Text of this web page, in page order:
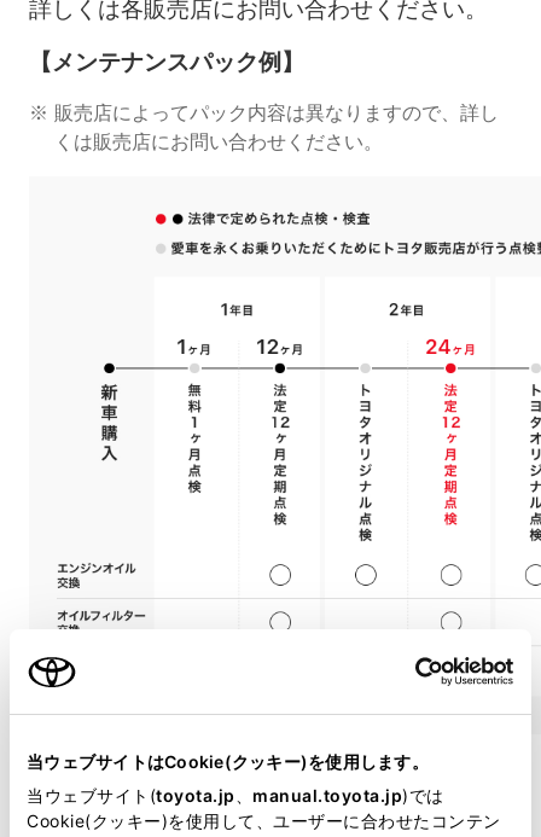
当ウェブサイトはCookie(クッキー)を使用します。
当ウェブサイト(toyota.jp manual.toyota.jp)では
Cookie(クッキー)を使用して、ユーザーに合わせたコンテン
詳しくは各販売店にお問い合わせください。
【メンテナンスパック例】
販売店によってパック内容は異なりますので、詳し
くは販売店にお問い合わせください。